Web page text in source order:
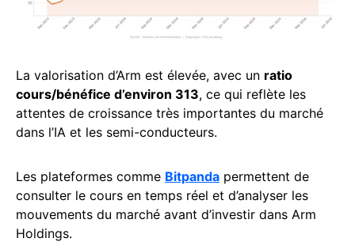
La valorisation d’Arm est élevée, avec un ratio
cours/bénéfice d’environ 313, ce qui reflète les
attentes de croissance très importantes du marché
dans l’IA et les semi-conducteurs.
Les plateformes comme Bitpanda permettent de
consulter le cours en temps réel et d’analyser les
mouvements du marché avant d’investir dans Arm
Holdings.